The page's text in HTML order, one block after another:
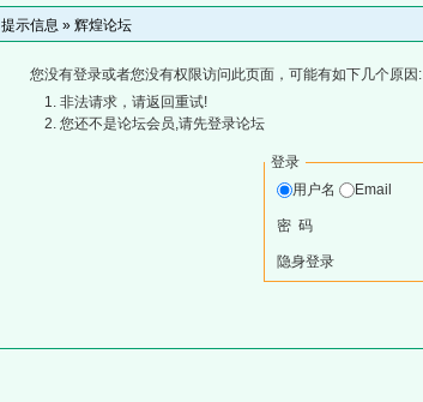
提示信息 » 辉煌论坛
您没有登录或者您没有权限访问此页面，可能有如下几个原因:
非法请求，请返回重试!
您还不是论坛会员,请先登录论坛
登录
用户名
Email
密 码
隐身登录